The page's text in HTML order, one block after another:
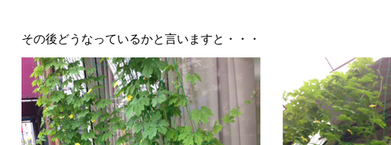
その後どうなっているかと言いますと・・・